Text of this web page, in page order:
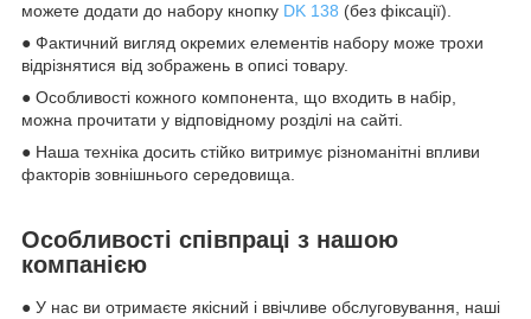
можете додати до набору кнопку DK 138 (без фіксації).
● Фактичний вигляд окремих елементів набору може трохи
відрізнятися від зображень в описі товару.
● Особливості кожного компонента, що входить в набір,
можна прочитати у відповідному розділі на сайті.
● Наша техніка досить стійко витримує різноманітні впливи
факторів зовнішнього середовища.
Особливості співпраці з нашою
компанією
● У нас ви отримаєте якісний і ввічливе обслуговування, наші